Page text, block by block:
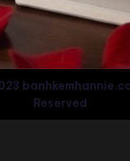
Reserved